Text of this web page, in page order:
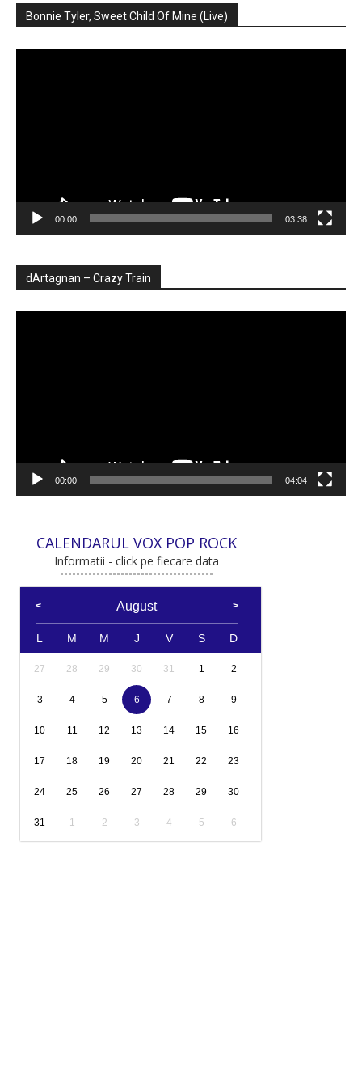
Bonnie Tyler, Sweet Child Of Mine (Live)
00:00 03:38
dArtagnan – Crazy Train
00:00 04:04
CALENDARUL VOX POP ROCK
Informatii - click pe fiecare data
August
L M M J V S D
27 28 29 30 31 1 2
3 4 5 6 7 8 9
10 11 12 13 14 15 16
17 18 19 20 21 22 23
24 25 26 27 28 29 30
31 1 2 3 4 5 6